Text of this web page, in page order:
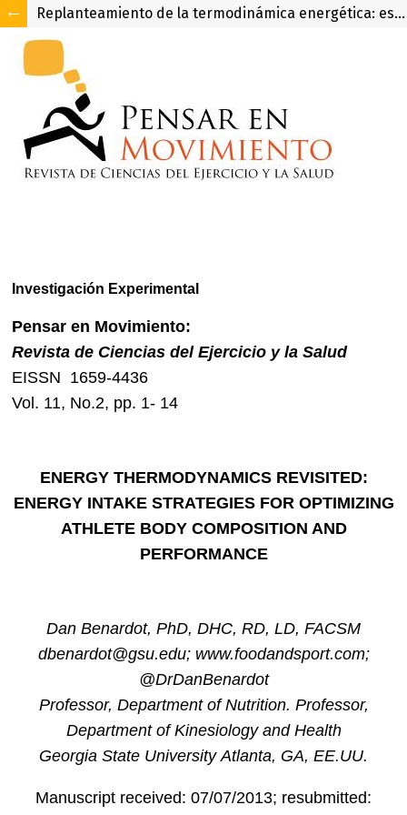
Replanteamiento de la termodinámica energética: estrategias de ingesta de energía para la optimización de la composición corporal y el rendimiento de atletas